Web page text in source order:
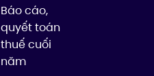
Báo cáo,
quyết toán
thuế cuối
năm